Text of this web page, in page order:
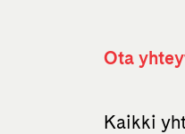
Ota
Kaikki